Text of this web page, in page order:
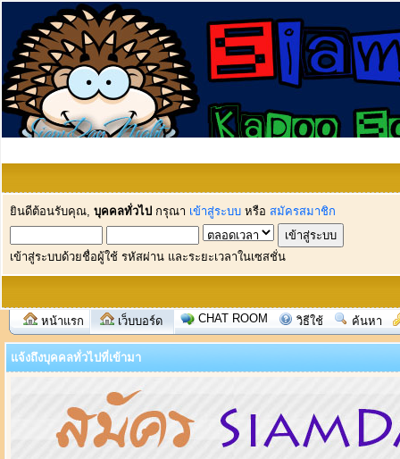
ยินดีต้อนรับคุณ, บุคคลทั่วไป กรุณา เข้าสู่ระบบ หรือ สมัครสมาชิก
เข้าสู่ระบบด้วยชื่อผู้ใช้ รหัสผ่าน และระยะเวลาในเซสชั่น
หน้าแรก เว็บบอร์ด CHAT ROOM วิธีใช้ ค้นหา
แจ้งถึงบุคคลทั่วไปที่เข้ามา